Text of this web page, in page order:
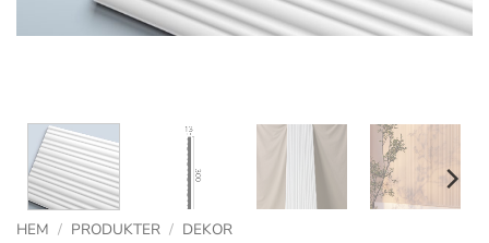
HEM / PRODUKTER / DEKOR